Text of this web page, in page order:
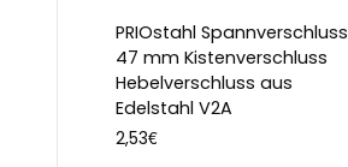
PRIOstahl Spannverschluss
47 mm Kistenverschluss
Hebelverschluss aus
Edelstahl V2A
2,53€